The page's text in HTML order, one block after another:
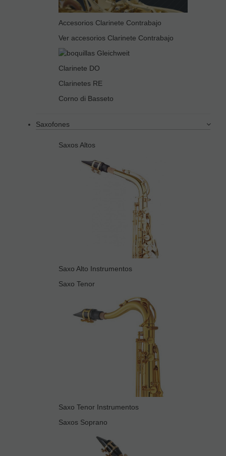
Accesorios Clarinete Contrabajo
Ver accesorios Clarinete Contrabajo
Clarinete DO
Clarinetes RE
Corno di Basseto
Saxofones
Saxos Altos
Saxo Alto Instrumentos
Saxo Tenor
Saxo Tenor Instrumentos
Saxos Soprano